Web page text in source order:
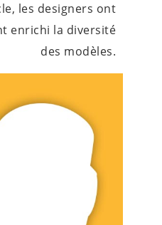
les designers ont
enrichi la diversité
des modèles.